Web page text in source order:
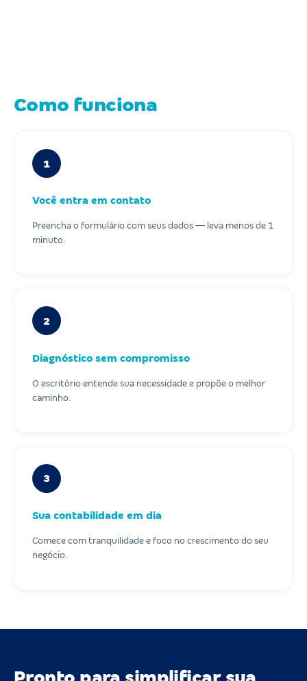
Como funciona
1
Você entra em contato
Preencha o formulário com seus dados — leva menos de 1
minuto.
2
Diagnóstico sem compromisso
O escritório entende sua necessidade e propõe o melhor
caminho.
3
Sua contabilidade em dia
Comece com tranquilidade e foco no crescimento do seu
negócio.